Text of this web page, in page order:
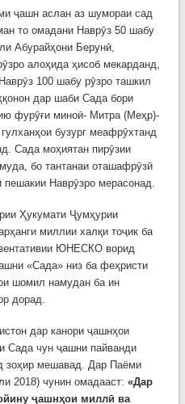
ҷашн аслан аз шумораи сад
то омадани Наврӯз 50 шабу
Абурайҳони Берунӣ,
алоҳида ҳисоб мекарданд,
100 шабу рӯзро ташкил
дар шаби Сада бори
фурӯғи миноӣ- Митра (Меҳр)-
бузург меафрӯхтанд
Сада моҳиятан пирӯзии
бо тантанаи оташафрӯзӣ
Наврӯзро мерасонад.
Ҳукумати Ҷумҳурии
миллии халқи тоҷик ба
ЮНЕСКО ворид
«Сада» низ ба феҳристи
шомил намудан ба ин
дорад.
дар канори ҷашнҳои
Сада чун ҷашни пайванди
зоҳир мешавад. Дар Паёми
2018) чунин омадааст: «Дар
ҷашнҳои миллӣ ва